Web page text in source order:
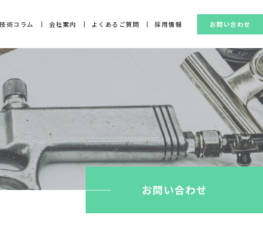
技術コラム 会社案内 よくあるご質問 採用情報 お問い合わせ
お問い合わせ